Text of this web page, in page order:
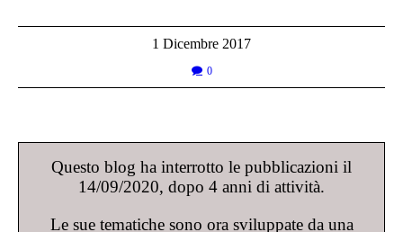
1 Dicembre 2017
0
Questo blog ha interrotto le pubblicazioni il
14/09/2020, dopo 4 anni di attività.
Le sue tematiche sono ora sviluppate da una